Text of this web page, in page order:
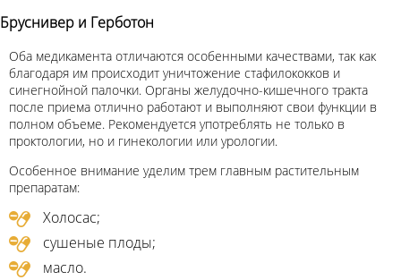
Бруснивер и Герботон
Оба медикамента отличаются особенными качествами, так как
благодаря им происходит уничтожение стафилококков и
синегнойной палочки. Органы желудочно-кишечного тракта
после приема отлично работают и выполняют свои функции в
полном объеме. Рекомендуется употреблять не только в
проктологии, но и гинекологии или урологии.
Особенное внимание уделим трем главным растительным
препаратам:
Холосас;
сушеные плоды;
масло.